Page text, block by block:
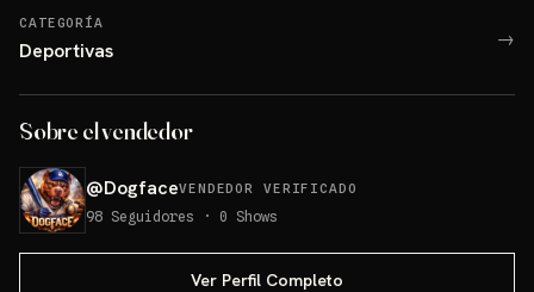
CATEGORÍA
Deportivas →
Sobre el vendedor
@DogfaceVENDEDOR VERIFICADO
98 Seguidores · 0 Shows
Ver Perfil Completo